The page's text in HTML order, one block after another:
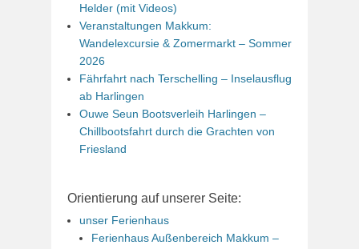
Helder (mit Videos)
Veranstaltungen Makkum:
Wandelexcursie & Zomermarkt – Sommer
2026
Fährfahrt nach Terschelling – Inselausflug
ab Harlingen
Ouwe Seun Bootsverleih Harlingen –
Chillbootsfahrt durch die Grachten von
Friesland
Orientierung auf unserer Seite:
unser Ferienhaus
Ferienhaus Außenbereich Makkum –